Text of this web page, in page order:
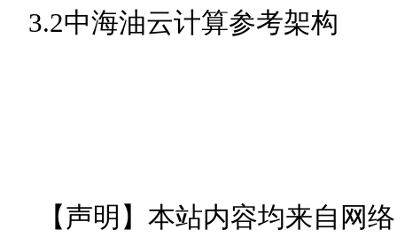
3.2中海油云计算参考架构
【声明】本站内容均来自网